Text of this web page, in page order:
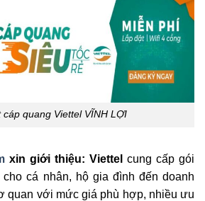
cáp quang Viettel VĨNH LỢI
xin giới thiệu: Viettel cung cấp gói
cho cá nhân, hộ gia đình đến doanh
quan với mức giá phù hợp, nhiều ưu